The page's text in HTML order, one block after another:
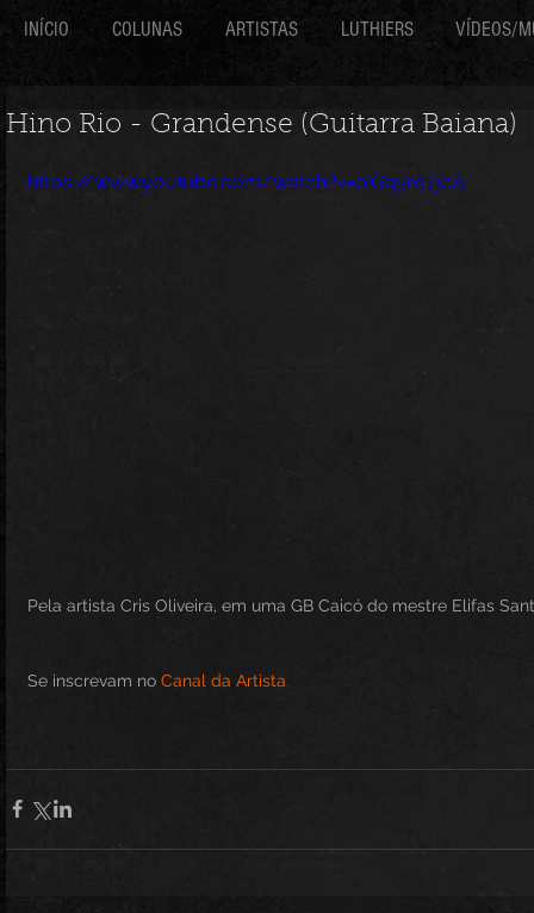
INÍCIO COLUNAS ARTISTAS LUTHIERS VÍDEOS/
Hino Rio - Grandense (Guitarra Baiana)
https://www.youtube.com/watch?v=piGq5rq7jcA
Pela artista Cris Oliveira, em uma GB Caicó do mestre Elifas
Se inscrevam no Canal da Artista